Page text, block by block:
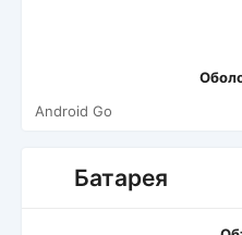
Android Go
Батарея